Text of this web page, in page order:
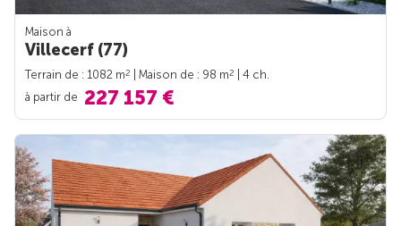
Maison à
Villecerf (77)
Terrain de : 1082 m2 | Maison de : 98 m2
| 4 ch.
à partir de 227 157 €